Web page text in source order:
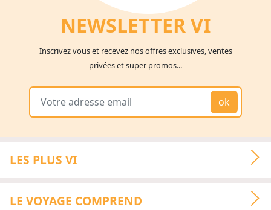
NEWSLETTER VI
Inscrivez vous et recevez nos offres exclusives, ventes
privées et super promos...
ok
LES PLUS VI
LE VOYAGE COMPREND